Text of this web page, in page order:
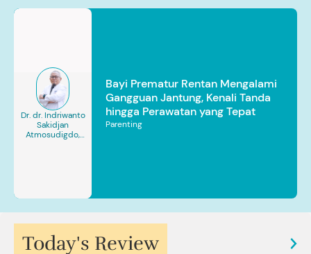
Dr. dr. Indriwanto
Sakidjan
Atmosudigdo,
Bayi Prematur Rentan Mengalami
Gangguan Jantung, Kenali Tanda
hingga Perawatan yang Tepat
Parenting
Today's Review